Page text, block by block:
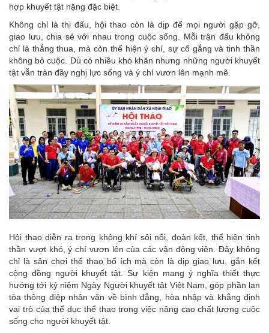
hợp khuyết tật nặng đặc biệt.
Không chỉ là thi đấu, hội thao còn là dịp để mọi người gặp gỡ,
giao lưu, chia sẻ với nhau trong cuộc sống. Mỗi trận đấu không
chỉ là thắng thua, mà còn thể hiện ý chí, sự cố gắng và tinh thần
không bỏ cuộc. Dù có nhiều khó khăn nhưng những người khuyết
tật vẫn tràn đầy nghị lực sống và ý chí vươn lên mạnh mẽ.
Hội thao diễn ra trong không khí sôi nổi, đoàn kết, thể hiện tinh
thần vượt khó, ý chí vươn lên của các vận động viên. Đây không
chỉ là sân chơi thể thao bổ ích mà còn là dịp giao lưu, gắn kết
cộng đồng người khuyết tật. Sự kiện mang ý nghĩa thiết thực
hướng tới kỷ niệm Ngày Người khuyết tật Việt Nam, góp phần lan
tỏa thông điệp nhân văn về bình đẳng, hòa nhập và khẳng định
vai trò của thể dục thể thao trong việc nâng cao chất lượng cuộc
sống cho người khuyết tật.